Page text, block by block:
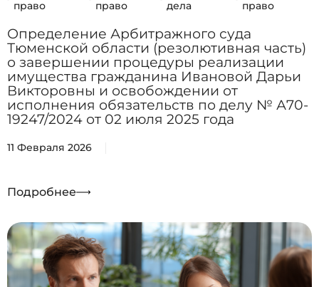
право
право
дела
право
Определение Арбитражного суда
Тюменской области (резолютивная часть)
о завершении процедуры реализации
имущества гражданина Ивановой Дарьи
Викторовны и освобождении от
исполнения обязательств по делу № А70-
19247/2024 от 02 июля 2025 года
11 Февраля 2026
Подробнее